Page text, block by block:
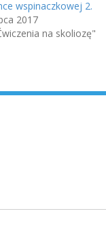
wspinaczkowej 2.
2017
na skoliozę"